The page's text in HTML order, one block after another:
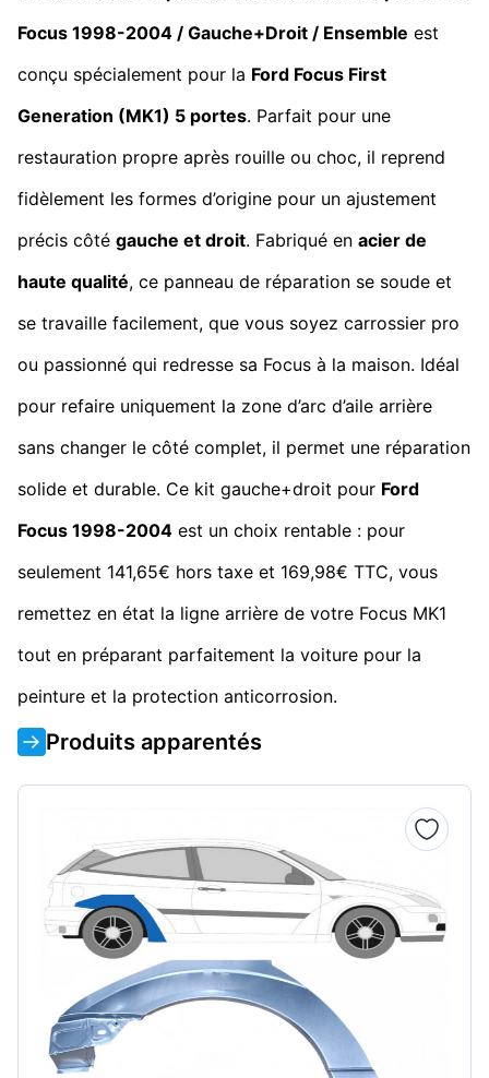
Focus 1998-2004 / Gauche+Droit / Ensemble est
conçu spécialement pour la Ford Focus First
Generation (MK1) 5 portes. Parfait pour une
restauration propre après rouille ou choc, il reprend
fidèlement les formes d’origine pour un ajustement
précis côté gauche et droit. Fabriqué en acier de
haute qualité, ce panneau de réparation se soude et
se travaille facilement, que vous soyez carrossier pro
ou passionné qui redresse sa Focus à la maison. Idéal
pour refaire uniquement la zone d’arc d’aile arrière
sans changer le côté complet, il permet une réparation
solide et durable. Ce kit gauche+droit pour Ford
Focus 1998-2004 est un choix rentable : pour
seulement 141,65€ hors taxe et 169,98€ TTC, vous
remettez en état la ligne arrière de votre Focus MK1
tout en préparant parfaitement la voiture pour la
peinture et la protection anticorrosion.
Produits apparentés